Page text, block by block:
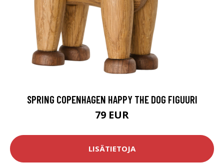
SPRING COPENHAGEN HAPPY THE DOG FIGUURI
79 EUR
LISÄTIETOJA